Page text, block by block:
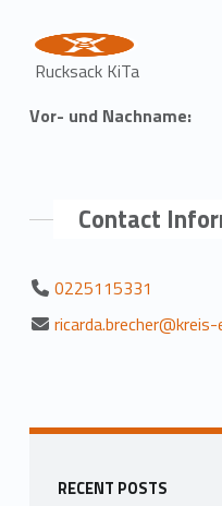
Rucksack KiTa
Vor- und Nachname:
Contact
0225115331
ricarda.brecher@kreis-
Seitenleiste
RECENT POSTS